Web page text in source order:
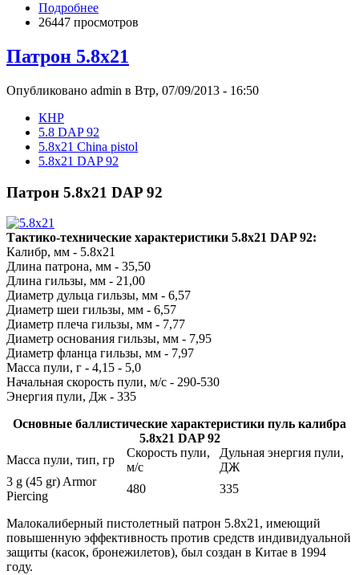
Подробнее
26447 просмотров
Патрон 5.8x21
Опубликовано admin в Втр, 07/09/2013 - 16:50
КНР
5.8 DAP 92
5.8x21 China pistol
5.8x21 DAP 92
Патрон 5.8x21 DAP 92
Тактико-технические характеристики 5.8x21 DAP 92:
Калибр, мм - 5.8x21
Длина патрона, мм - 35,50
Длина гильзы, мм - 21,00
Диаметр дульца гильзы, мм - 6,57
Диаметр шеи гильзы, мм - 6,57
Диаметр плеча гильзы, мм - 7,77
Диаметр основания гильзы, мм - 7,95
Диаметр фланца гильзы, мм - 7,97
Масса пули, г - 4,15 - 5,0
Начальная скорость пули, м/с - 290-530
Энергия пули, Дж - 335
Основные баллистические характеристики пуль калибра
5.8x21 DAP 92
Масса пули, тип, гр
Скорость пули,
м/с
Дульная энергия пули,
ДЖ
3 g (45 gr) Armor
Piercing
480 335
Малокалиберный пистолетный патрон 5.8x21, имеющий
повышенную эффективность против средств индивидуальной
защиты (касок, бронежилетов), был создан в Китае в 1994
году.